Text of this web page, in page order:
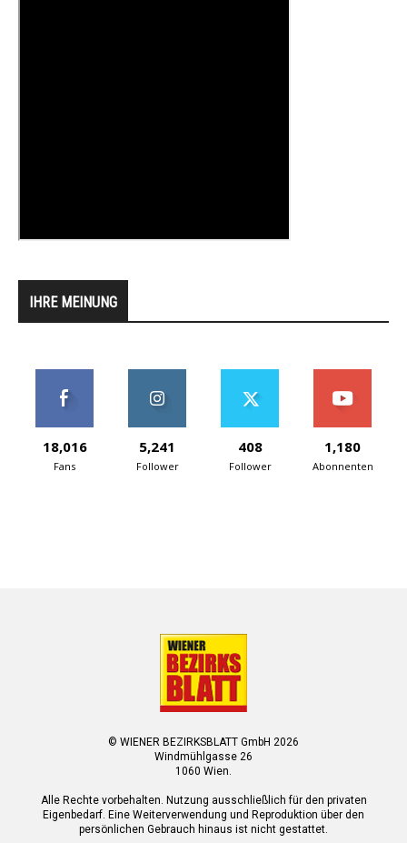
IHRE MEINUNG
18,016
Fans
5,241
Follower
408
Follower
1,180
Abonnenten
© WIENER BEZIRKSBLATT GmbH 2026
Windmühlgasse 26
1060 Wien.
Alle Rechte vorbehalten. Nutzung ausschließlich für den privaten
Eigenbedarf. Eine Weiterverwendung und Reproduktion über den
persönlichen Gebrauch hinaus ist nicht gestattet.